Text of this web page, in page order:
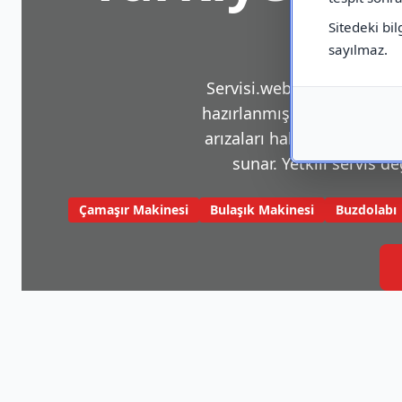
Sitedeki
sayılmaz.
Servisi.web.tr, beyaz
hazırlanmış bir
arızaları hakkında sık
sunar. Yetkili servis
Çamaşır Makinesi Bulaşık Makinesi Buzdolabı